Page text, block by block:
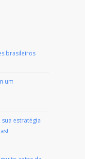
brasileiros
um
estratégia